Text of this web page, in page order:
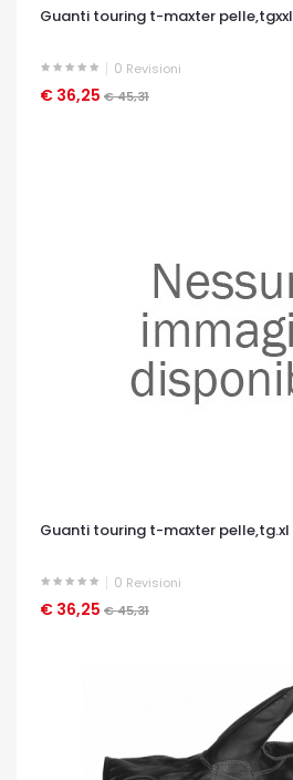
Guanti touring t-maxter pelle,tgxxl
0 Revisioni
€ 36,25 € 45,31
OCCHIATA VELOCE
Guanti touring t-maxter pelle,tg.xl
0 Revisioni
€ 36,25 € 45,31
OCCHIATA VELOCE